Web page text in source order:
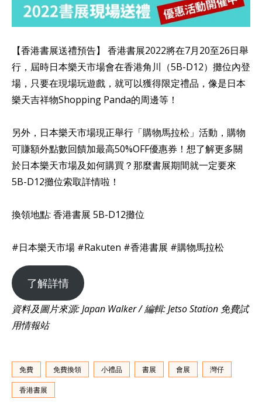
【香港書展送禮預告】 香港書展2022將在7月20至26日舉
行，屆時日本樂天市場會在香港角川（5B-D12）攤位內登
場，只要在現場玩遊戲，就可以獲得限定禮品，像是日本
樂天吉祥物Shopping Panda的周邊等！
另外，日本樂天市場現正舉行「購物馬拉松」活動，購物
可賺額外點數回饋加最高50%OFF優惠券！想了解更多關
於日本樂天市場及如何購買？那麼書展期間就一定要來
5B-D12攤位索取詳情啦！
換領地點: 香港書展 5B-D12攤位
#日本樂天市場 #Rakuten #香港書展 #購物馬拉松
了解詳情
資料及圖片來源: Japan Walker / 編輯: Jetso Station 免費試
用情報站
免費 免費換領 小禮品 書展 會展 灣仔
香港書展